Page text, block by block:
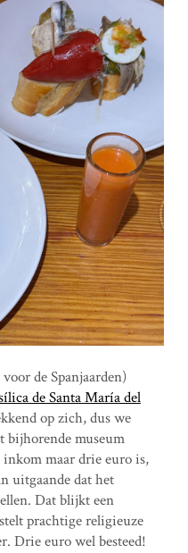
de Spanjaarden)
de Santa María del
op zich, dus we
bijhorende museum
inkom maar drie euro is,
uitgaande dat het
Dat blijkt een
prachtige religieuze
Drie euro wel besteed!